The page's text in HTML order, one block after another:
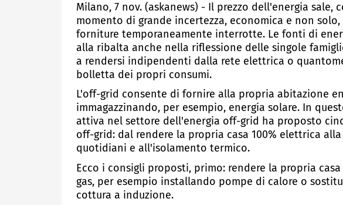
Milano, 7 nov. (askanews) - Il prezzo dell'energia sale,
momento di grande incertezza, economica e non
forniture temporaneamente interrotte. Le fonti di
alla ribalta anche nella riflessione delle singole
a rendersi indipendenti dalla rete elettrica o
bolletta dei propri consumi.
L'off-grid consente di fornire alla propria abitazione
immagazzinando, per esempio, energia solare. In
attiva nel settore dell'energia off-grid ha proposto
off-grid: dal rendere la propria casa 100% elettrica
quotidiani e all'isolamento termico.
Ecco i consigli proposti, primo: rendere la propria
gas, per esempio installando pompe di calore o
cottura a induzione.